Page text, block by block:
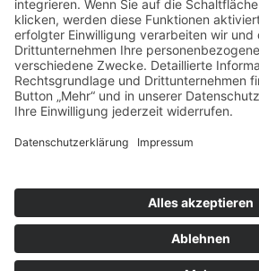
© 2022 crashendo e.V. |
Impressum
Kontakt
Newsletter